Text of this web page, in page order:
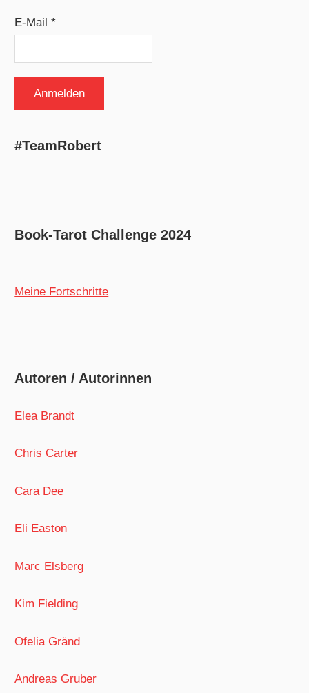
E-Mail *
#TeamRobert
Book-Tarot Challenge 2024
Meine Fortschritte
Autoren / Autorinnen
Elea Brandt
Chris Carter
Cara Dee
Eli Easton
Marc Elsberg
Kim Fielding
Ofelia Gränd
Andreas Gruber